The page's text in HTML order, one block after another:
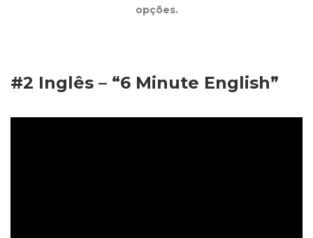
opções.
#2 Inglês – “6 Minute English”